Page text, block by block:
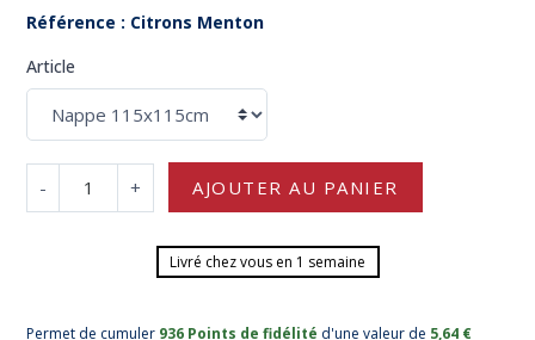
Référence : Citrons Menton
Article
- + AJOUTER AU PANIER
Livré chez vous en 1 semaine
Permet de cumuler 936 Points de fidélité d'une valeur de 5,64 €